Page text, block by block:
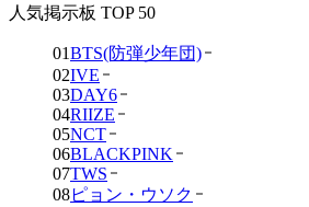
人気掲示板 TOP 50
01BTS(防弾少年団)
02IVE
03DAY6
04RIIZE
05NCT
06BLACKPINK
07TWS
08ピョン・ウソク